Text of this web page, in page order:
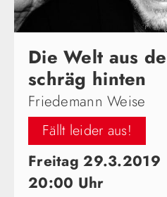
Die Welt aus
schräg hinten
Friedemann Weise
Fällt leider aus!
Freitag 29.3.2019
20:00 Uhr